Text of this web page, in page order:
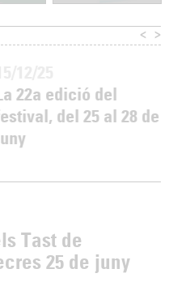
22a edició del
del 25 al 28 de
< >
Tast de
25 de juny